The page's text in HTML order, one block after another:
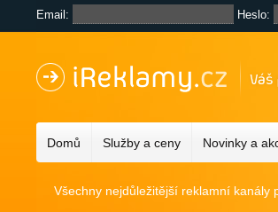
Email: Heslo:
Domů Služby a ceny Novinky a
Všechny nejdůležitější reklamní kanály